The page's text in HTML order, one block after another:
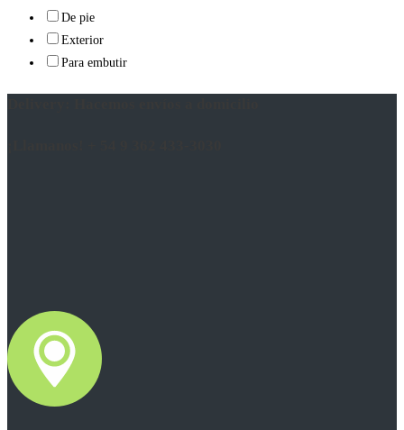
De pie
Exterior
Para embutir